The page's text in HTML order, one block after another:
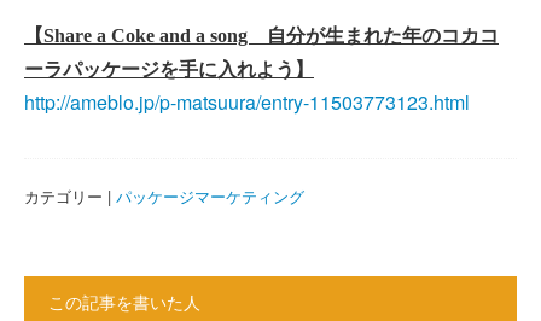
【Share a Coke and a song 自分が生まれた年のコカコ
ーラパッケージを手に入れよう】
http://ameblo.jp/p-matsuura/entry-11503773123.html
カテゴリー | パッケージマーケティング
この記事を書いた人